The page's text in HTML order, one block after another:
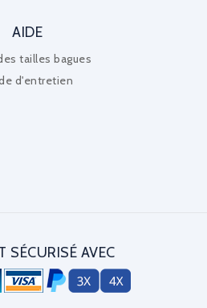
AIDE
tailles bagues
d'entretien
SÉCURISÉ AVEC